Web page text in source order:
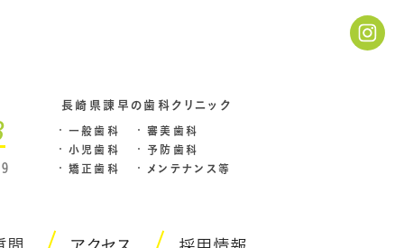
長崎県諌早の歯科クリニック
一般歯科
小児歯科
矯正歯科
審美歯科
予防歯科
メンテナンス等